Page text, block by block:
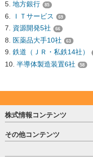
地方銀行 85
ＩＴサービス 69
資源開発5社 66
医薬品大手10社 63
鉄道（ＪＲ・私鉄14社）
半導体製造装置6社 58
株式情報コンテンツ
日経平均
売買シグナル
その他コンテンツ